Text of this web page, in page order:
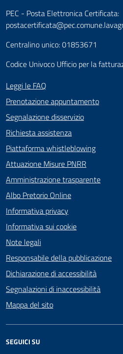
PEC - Posta Elettronica Certificata:
Centralino unico: 01853671
Codice Univoco Ufficio per la
Leggi le FAQ
Prenotazione appuntamento
Segnalazione disservizio
Richiesta assistenza
Piattaforma whistleblowing
Attuazione Misure PNRR
Amministrazione trasparente
Albo Pretorio Online
Informativa privacy
Informativa sui cookie
Note legali
Responsabile della pubblicazione
Dichiarazione di accessibilità
Segnalazioni di inaccessibilità
Mappa del sito
SEGUICI SU